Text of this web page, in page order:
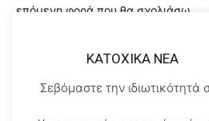
επόμενη φορά που θα σχολιάσω.
Χρησιμοποιώντας αυτό το
αποθήκευση και χειρισμό των
τον ιστότοπο..Διαβάστε του
μας*
KATOXIKA NEA
Σεβόμαστε την ιδιωτικότητά